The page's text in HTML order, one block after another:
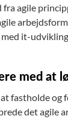
fra agile
it-udvikling
med at
fastholde og
det agile